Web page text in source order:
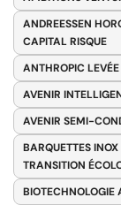
ANDREESSEN
CAPITAL RISQUE
ANTHROPIC
AVENIR
AVENIR SEMI-
BARQUETTES
TRANSITION
BIOTECHNOLOGIE